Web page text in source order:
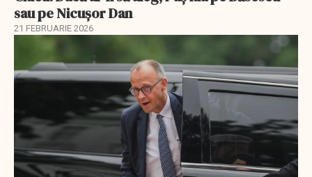
sau pe Nicușor Dan
21 FEBRUARIE 2026